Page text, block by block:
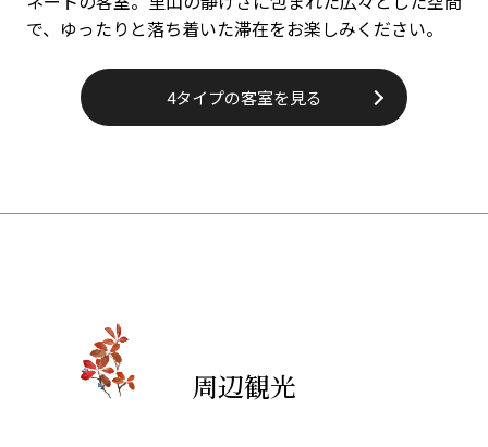
で、ゆったりと落ち着いた滞在をお楽しみください。
4タイプの客室を見る
周辺観光